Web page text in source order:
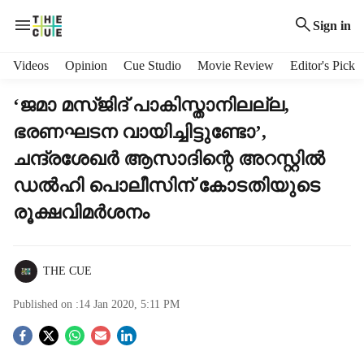
Sign in
Videos Opinion Cue Studio Movie Review Editor's Pick
‘ജമാ മസ്ജിദ് പാകിസ്താനിലല്ല,
ഭരണഘടന വായിച്ചിട്ടുണ്ടോ’,
ചന്ദ്രശേഖര്‍ ആസാദിന്റെ അറസ്റ്റില്‍
ഡല്‍ഹി പൊലീസിന് കോടതിയുടെ
രൂക്ഷവിമര്‍ശനം
THE CUE
Published on :14 Jan 2020, 5:11 PM
S